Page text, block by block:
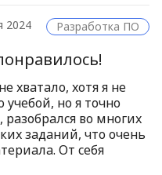
2024 Разработка ПО
хватало, хотя я не
учебой, но я точно
во многих
заданий, что очень
От себя